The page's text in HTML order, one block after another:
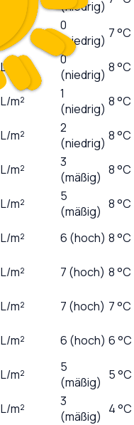
(niedrig)
L/m²
0
(niedrig) 7 °C
L/m²
0
(niedrig) 8 °C
L/m²
1
(niedrig) 8 °C
L/m²
2
(niedrig) 8 °C
L/m²
3
(mäßig) 8 °C
L/m²
5
(mäßig) 8 °C
L/m² 6 (hoch) 8 °C
L/m² 7 (hoch) 8 °C
L/m² 7 (hoch) 7 °C
L/m² 6 (hoch) 6 °C
L/m²
5
(mäßig) 5 °C
L/m²
3
(mäßig) 4 °C